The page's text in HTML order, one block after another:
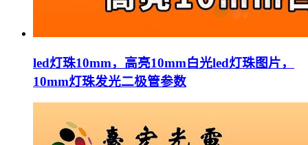
led灯珠10mm，高亮10mm白光led灯珠图片，
10mm灯珠发光二极管参数